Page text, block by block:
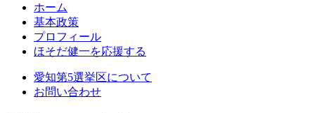
ホーム
基本政策
プロフィール
ほそだ健一を応援する
愛知第5選挙区について
お問い合わせ